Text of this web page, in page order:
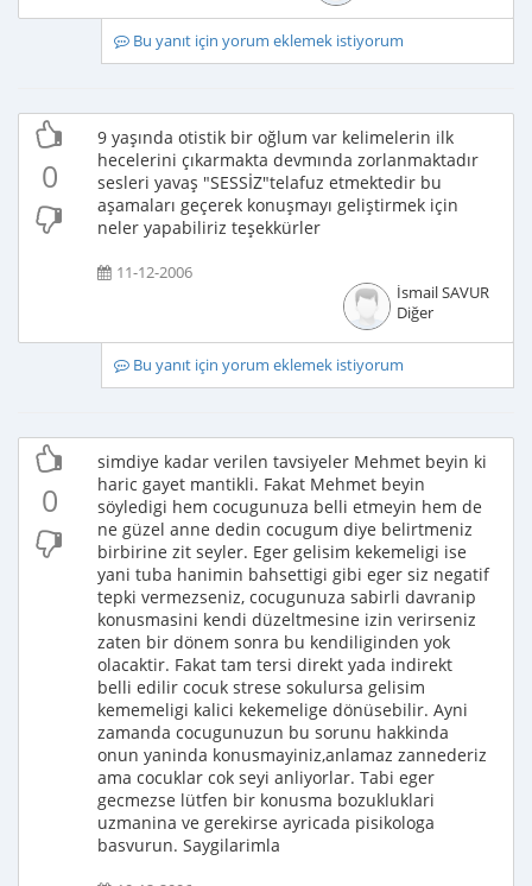
Bu yanıt için yorum eklemek istiyorum
0
9 yaşında otistik bir oğlum var kelimelerin ilk
hecelerini çıkarmakta devmında zorlanmaktadır
sesleri yavaş "SESSİZ"telafuz etmektedir bu
aşamaları geçerek konuşmayı geliştirmek için
neler yapabiliriz teşekkürler
11-12-2006
İsmail SAVUR
Diğer
Bu yanıt için yorum eklemek istiyorum
0
simdiye kadar verilen tavsiyeler Mehmet beyin ki
haric gayet mantikli. Fakat Mehmet beyin
söyledigi hem cocugunuza belli etmeyin hem de
ne güzel anne dedin cocugum diye belirtmeniz
birbirine zit seyler. Eger gelisim kekemeligi ise
yani tuba hanimin bahsettigi gibi eger siz negatif
tepki vermezseniz, cocugunuza sabirli davranip
konusmasini kendi düzeltmesine izin verirseniz
zaten bir dönem sonra bu kendiliginden yok
olacaktir. Fakat tam tersi direkt yada indirekt
belli edilir cocuk strese sokulursa gelisim
kememeligi kalici kekemelige dönüsebilir. Ayni
zamanda cocugunuzun bu sorunu hakkinda
onun yaninda konusmayiniz,anlamaz zannederiz
ama cocuklar cok seyi anliyorlar. Tabi eger
gecmezse lütfen bir konusma bozukluklari
uzmanina ve gerekirse ayricada pisikologa
basvurun. Saygilarimla